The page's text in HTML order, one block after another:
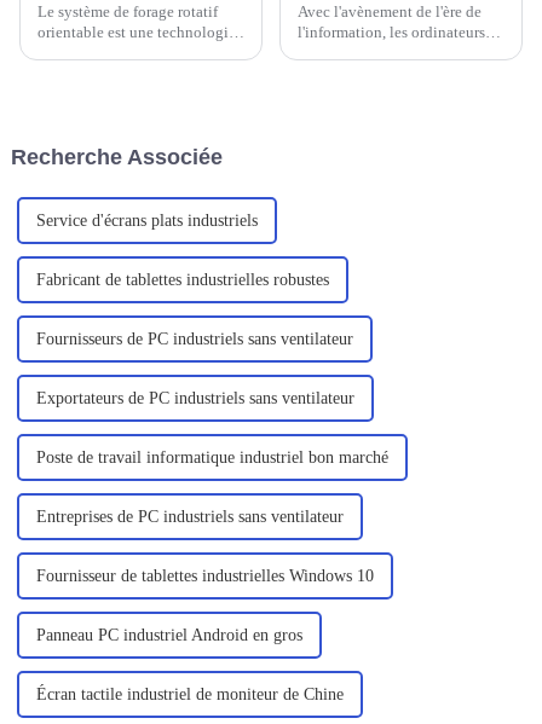
Le système de forage rotatif
orientable est une technologie
Avec l'avènement de l'ère de
l'information, les ordinateurs
Recherche Associée
Service d'écrans plats industriels
Fabricant de tablettes industrielles robustes
Fournisseurs de PC industriels sans ventilateur
Exportateurs de PC industriels sans ventilateur
Poste de travail informatique industriel bon marché
Entreprises de PC industriels sans ventilateur
Fournisseur de tablettes industrielles Windows 10
Panneau PC industriel Android en gros
Écran tactile industriel de moniteur de Chine